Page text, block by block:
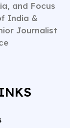
and Focus
India &
Journalist